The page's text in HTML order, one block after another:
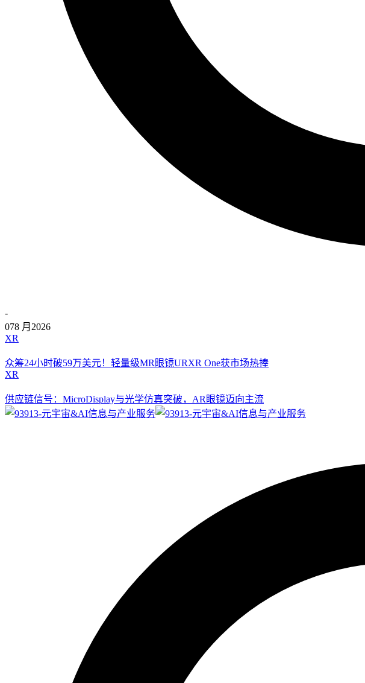
-
078 月 2026
XR
众筹24小时破59万美元！轻量级MR眼镜URXR One获市场热捧
XR
供应链信号：MicroDisplay与光学仿真突破，AR眼镜迈向主流